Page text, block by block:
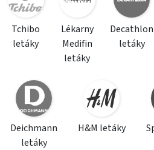
Tchibo
letáky
Lékarny
Medifin
letáky
Decathlon
letáky
Deichmann
letáky
H&M letáky